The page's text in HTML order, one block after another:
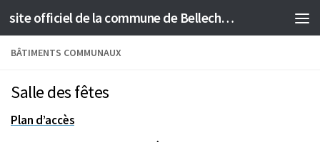
Skip to content site officiel de la commune de Bellechaume
BÂTIMENTS COMMUNAUX
Salle des fêtes
Plan d’accès